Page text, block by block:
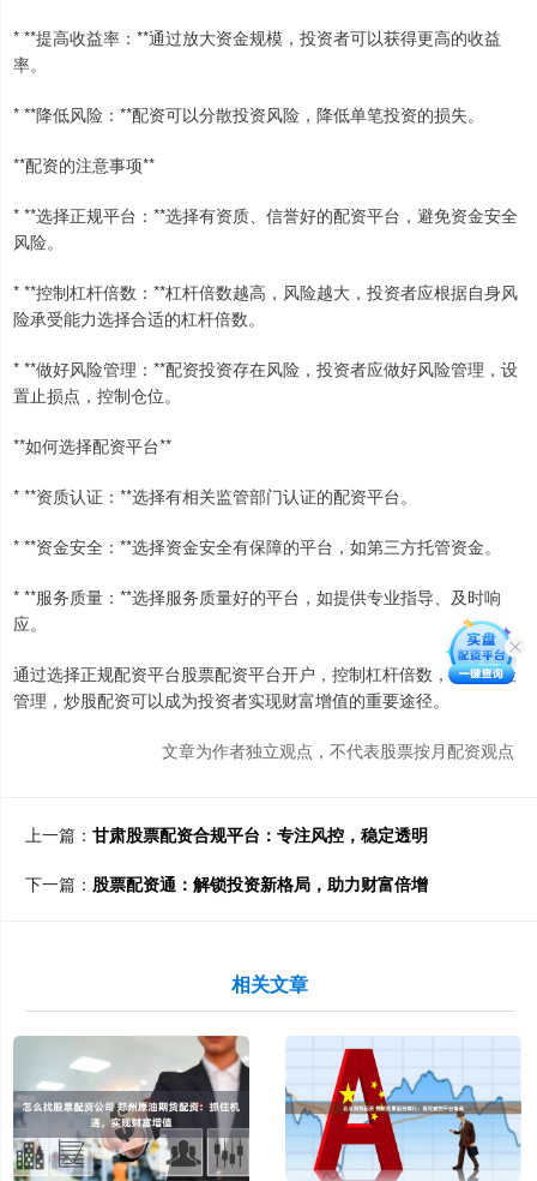
* **提高收益率：**通过放大资金规模，投资者可以获得更高的收益
率。
* **降低风险：**配资可以分散投资风险，降低单笔投资的损失。
**配资的注意事项**
* **选择正规平台：**选择有资质、信誉好的配资平台，避免资金安全
风险。
* **控制杠杆倍数：**杠杆倍数越高，风险越大，投资者应根据自身风
险承受能力选择合适的杠杆倍数。
* **做好风险管理：**配资投资存在风险，投资者应做好风险管理，设
置止损点，控制仓位。
**如何选择配资平台**
* **资质认证：**选择有相关监管部门认证的配资平台。
* **资金安全：**选择资金安全有保障的平台，如第三方托管资金。
* **服务质量：**选择服务质量好的平台，如提供专业指导、及时响
应。
通过选择正规配资平台股票配资平台开户，控制杠杆倍数，做好风险
管理，炒股配资可以成为投资者实现财富增值的重要途径。
文章为作者独立观点，不代表股票按月配资观点
上一篇： 甘肃股票配资合规平台：专注风控，稳定透明
下一篇： 股票配资通：解锁投资新格局，助力财富倍增
相关文章